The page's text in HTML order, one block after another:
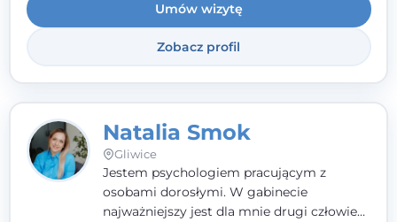
Umów wizytę
Zobacz profil
Natalia Smok
Gliwice
Jestem psychologiem pracującym z
osobami dorosłymi. W gabinecie
najważniejszy jest dla mnie drugi człowiek